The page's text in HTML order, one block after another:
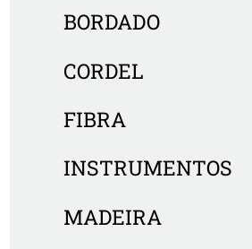
BORDADO
CORDEL
FIBRA
INSTRUMENTOS
MADEIRA